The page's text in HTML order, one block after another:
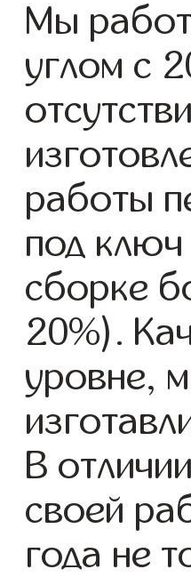
Мы
углом с
работы
под ключ
сборке
20%).
уровне,
В
своей
года не